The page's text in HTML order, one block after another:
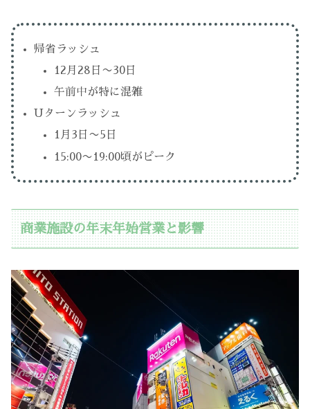
帰省ラッシュ
12月28日〜30日
午前中が特に混雑
Uターンラッシュ
1月3日〜5日
15:00〜19:00頃がピーク
商業施設の年末年始営業と影響